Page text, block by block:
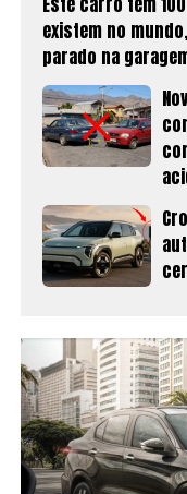
existem no
parado na